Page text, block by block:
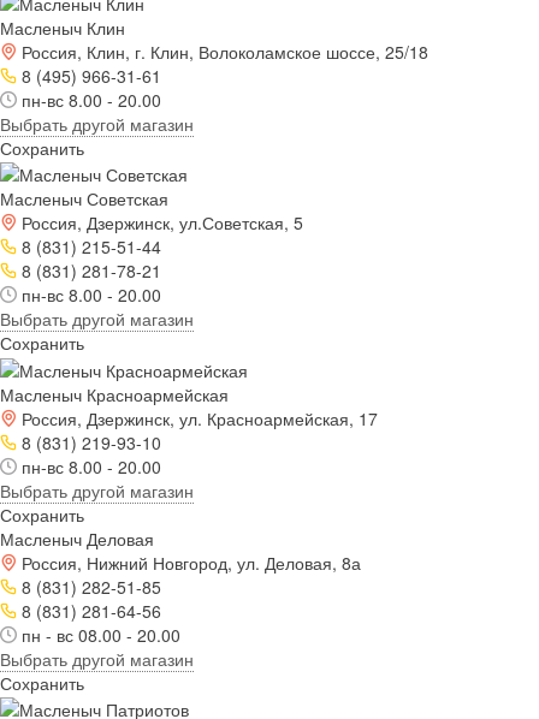
Масленыч Клин
Россия, Клин, г. Клин, Волоколамское шоссе, 25/18
8 (495) 966-31-61
пн-вс 8.00 - 20.00
Выбрать другой магазин
Сохранить
Масленыч Советская
Россия, Дзержинск, ул.Советская, 5
8 (831) 215-51-44
8 (831) 281-78-21
пн-вс 8.00 - 20.00
Выбрать другой магазин
Сохранить
Масленыч Красноармейская
Россия, Дзержинск, ул. Красноармейская, 17
8 (831) 219-93-10
пн-вс 8.00 - 20.00
Выбрать другой магазин
Сохранить
Масленыч Деловая
Россия, Нижний Новгород, ул. Деловая, 8а
8 (831) 282-51-85
8 (831) 281-64-56
пн - вс 08.00 - 20.00
Выбрать другой магазин
Сохранить